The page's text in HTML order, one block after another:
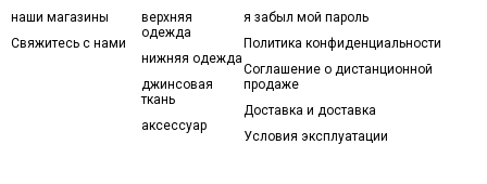
наши магазины
Свяжитесь с нами
верхняя
одежда
нижняя одежда
джинсовая
ткань
аксессуар
я забыл мой пароль
Политика конфиденциальности
Соглашение о дистанционной
продаже
Доставка и доставка
Условия эксплуатации